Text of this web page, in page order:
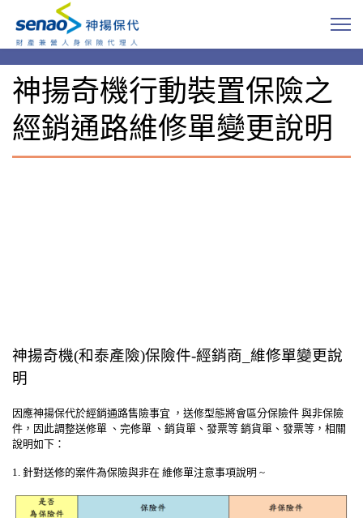
神揚奇機行動裝置保險之
經銷通路維修單變更說明
神揚奇機(和泰產險)保險件-經銷商_維修單變更說
明
因應神揚保代於經銷通路售險事宜 ，送修型態將會區分保險件 與非保險
件，因此調整送修單 、完修單 、銷貨單、發票等 銷貨單、發票等，相關
說明如下：
1. 針對送修的案件為保險與非在 維修單注意事項說明 ~